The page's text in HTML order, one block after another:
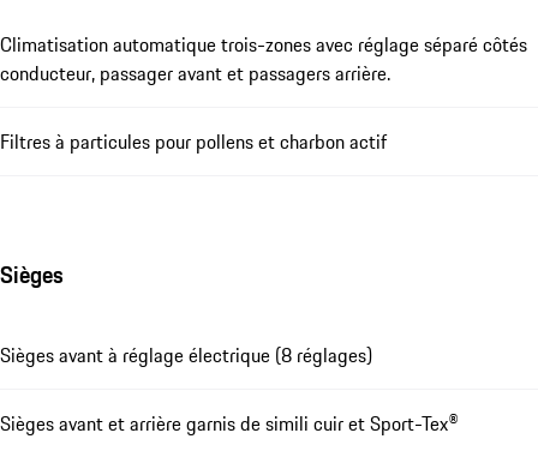
Climatisation automatique trois-zones avec réglage séparé côtés
conducteur, passager avant et passagers arrière.
Filtres à particules pour pollens et charbon actif
Sièges
Sièges avant à réglage électrique (8 réglages)
Sièges avant et arrière garnis de simili cuir et Sport-Tex®